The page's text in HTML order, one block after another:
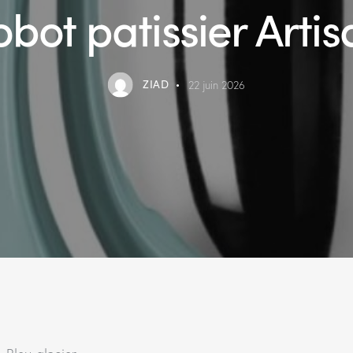
patissier
ZIAD 22 juin 2026